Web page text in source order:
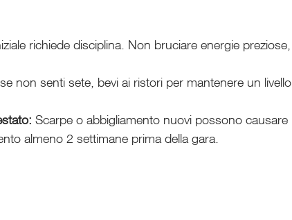
richiede disciplina. Non bruciare energie preziose,
non senti sete, bevi ai ristori per mantenere un livello
Scarpe o abbigliamento nuovi possono causare
almeno 2 settimane prima della gara.